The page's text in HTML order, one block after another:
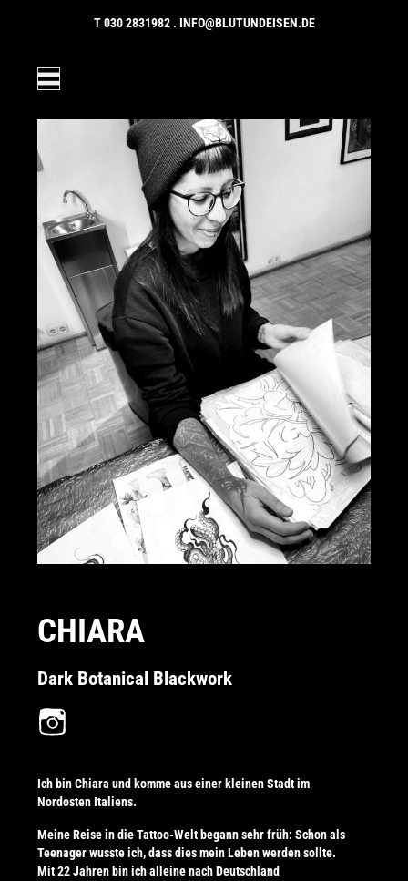
T030 2831982. INFO@BLUTUNDEISEN.DE
CHIARA
Dark Botanical Blackwork
Ich bin Chiara und komme aus einer kleinen Stadt im
Nordosten Italiens.
Meine Reise in die Tattoo-Welt begann sehr früh: Schon als
Teenager wusste ich, dass dies mein Leben werden sollte.
Mit 22 Jahren bin ich alleine nach Deutschland